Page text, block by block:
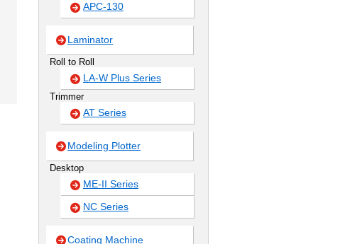
APC-130
Laminator
Roll to Roll
LA-W Plus Series
Trimmer
AT Series
Modeling Plotter
Desktop
ME-II Series
NC Series
Coating Machine